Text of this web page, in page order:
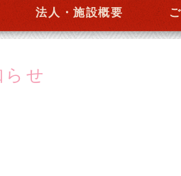
法人・施設概要
らせ